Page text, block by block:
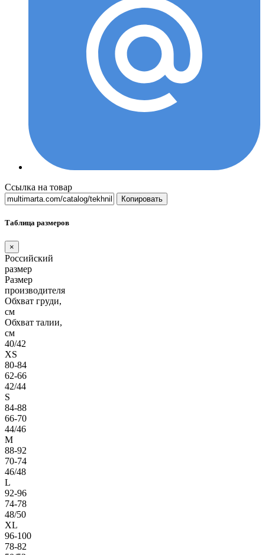
Ссылка на товар
Копировать
Таблица размеров
×
Российский
размер
Размер
производителя
Обхват груди,
см
Обхват талии,
см
40/42
XS
80-84
62-66
42/44
S
84-88
66-70
44/46
M
88-92
70-74
46/48
L
92-96
74-78
48/50
XL
96-100
78-82